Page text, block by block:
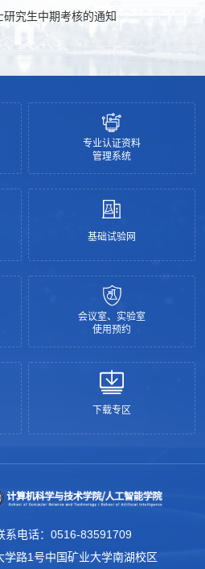
究生中期考核的通知
专业认证资料
管理系统
基础试验网
会议室、实验室
使用预约
下载专区
系电话：0516-83591709
路1号中国矿业大学南湖校区